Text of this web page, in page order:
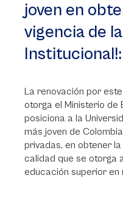
joven en
vigencia de
Institucional!:
La renovación por
otorga el Ministerio de
posiciona a la
más joven de
privadas, en obtener
calidad que se otorga
educación superior en